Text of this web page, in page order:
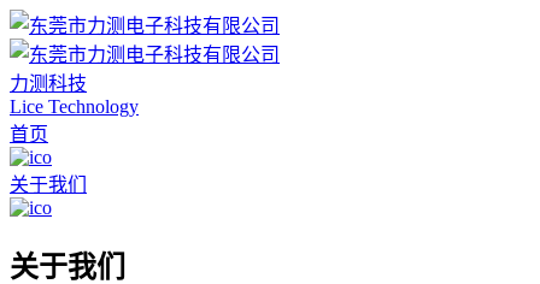
力测科技
Lice Technology
首页
关于我们
关于我们